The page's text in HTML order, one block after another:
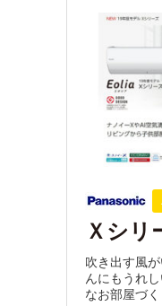
Ｘシリ
吹き出す風
んにもうれ
なお部屋づく